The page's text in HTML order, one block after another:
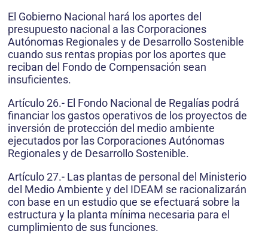
El Gobierno Nacional hará los aportes del
presupuesto nacional a las Corporaciones
Autónomas Regionales y de Desarrollo Sostenible
cuando sus rentas propias por los aportes que
reciban del Fondo de Compensación sean
insuficientes.
Artículo 26.- El Fondo Nacional de Regalías podrá
financiar los gastos operativos de los proyectos de
inversión de protección del medio ambiente
ejecutados por las Corporaciones Autónomas
Regionales y de Desarrollo Sostenible.
Artículo 27.- Las plantas de personal del Ministerio
del Medio Ambiente y del IDEAM se racionalizarán
con base en un estudio que se efectuará sobre la
estructura y la planta mínima necesaria para el
cumplimiento de sus funciones.